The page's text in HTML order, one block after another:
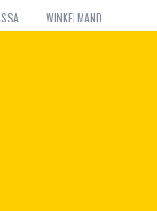
WINKELMAND